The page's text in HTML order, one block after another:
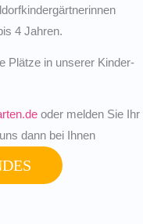
4 Jahren.
Plätze in unserer Kinder­
oder melden Sie Ihr
dann bei Ihnen